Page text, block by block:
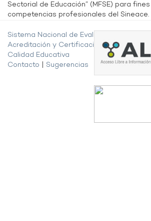
Sectorial de Educación” (MFSE) para
competencias profesionales del Sineace.
Sistema Nacional de Evaluación,
Acreditación y Certificación de la
Calidad Educativa
Contacto
Sugerencias